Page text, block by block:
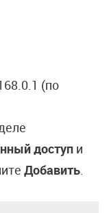
(по
доступ и
Добавить.